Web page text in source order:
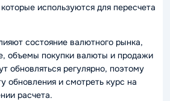
используются для пересчета
состояние валютного рынка,
объемы покупки валюты и продажи
обновляться регулярно, поэтому
обновления и смотреть курс на
расчета.